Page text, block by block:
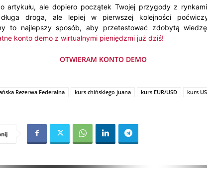
artykułu, ale dopiero początek Twojej przygody z
droga, ale lepiej w pierwszej kolejności
to najlepszy sposób, aby przetestować zdobytą
konto demo z wirtualnymi pieniędzmi już dziś!
OTWIERAM KONTO DEMO
Rezerwa Federalna kurs chińskiego juana kurs EUR/USD
kurs